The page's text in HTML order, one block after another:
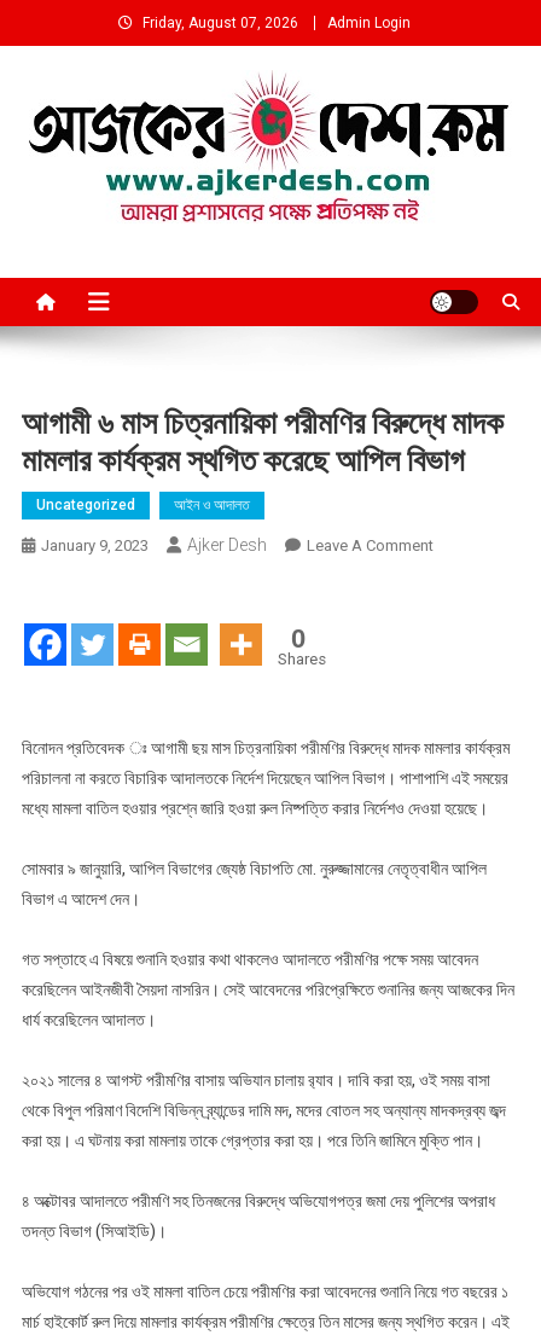
to
Friday, August 07, 2026 Admin Login
আগামী ৬ মাস চিত্রনায়িকা পরীমণির বিরুদ্ধে মাদক
মামলার কার্যক্রম স্থগিত করেছে আপিল বিভাগ
Uncategorized আইন ও আদালত
January 9, 2023 Ajker Desh Leave A CommentOn
মাদক
মামলার
আপিল
0
Shares
বিনোদন প্রতিবেদক ঃ আগামী ছয় মাস চিত্রনায়িকা পরীমণির বিরুদ্ধে মাদক মামলার কার্যক্রম
পরিচালনা না করতে বিচারিক আদালতকে নির্দেশ দিয়েছেন আপিল বিভাগ। পাশাপাশি এই সময়ের
মধ্যে মামলা বাতিল হওয়ার প্রশ্নে জারি হওয়া রুল নিষ্পত্তি করার নির্দেশও দেওয়া হয়েছে।
সোমবার ৯ জানুয়ারি, আপিল বিভাগের জ্যেষ্ঠ বিচাপতি মো. নুরুজ্জামানের নেতৃত্বাধীন আপিল
বিভাগ এ আদেশ দেন।
গত সপ্তাহে এ বিষয়ে শুনানি হওয়ার কথা থাকলেও আদালতে পরীমণির পক্ষে সময় আবেদন
করেছিলেন আইনজীবী সৈয়দা নাসরিন। সেই আবেদনের পরিপ্রেক্ষিতে শুনানির জন্য আজকের দিন
ধার্য করেছিলেন আদালত।
২০২১ সালের ৪ আগস্ট পরীমণির বাসায় অভিযান চালায় র‍্যাব। দাবি করা হয়, ওই সময় বাসা
থেকে বিপুল পরিমাণ বিদেশি বিভিন্ন ব্র্যান্ডের দামি মদ, মদের বোতল সহ অন্যান্য মাদকদ্রব্য জব্দ
করা হয়। এ ঘটনায় করা মামলায় তাকে গ্রেপ্তার করা হয়। পরে তিনি জামিনে মুক্তি পান।
৪ অক্টোবর আদালতে পরীমণি সহ তিনজনের বিরুদ্ধে অভিযোগপত্র জমা দেয় পুলিশের অপরাধ
তদন্ত বিভাগ (সিআইডি)।
অভিযোগ গঠনের পর ওই মামলা বাতিল চেয়ে পরীমণির করা আবেদনের শুনানি নিয়ে গত বছরের ১
মার্চ হাইকোর্ট রুল দিয়ে মামলার কার্যক্রম পরীমণির ক্ষেত্রে তিন মাসের জন্য স্থগিত করেন। এই